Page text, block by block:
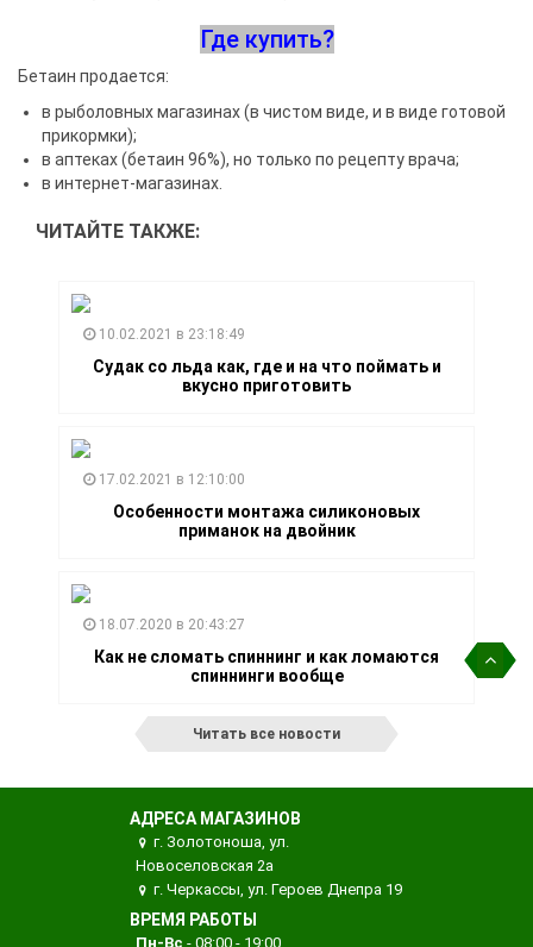
Где купить?
Бетаин продается:
в рыболовных магазинах (в чистом виде, и в виде готовой
прикормки);
в аптеках (бетаин 96%), но только по рецепту врача;
в интернет-магазинах.
ЧИТАЙТЕ ТАКЖЕ:
10.02.2021 в 23:18:49
Судак со льда как, где и на что поймать и
вкусно приготовить
17.02.2021 в 12:10:00
Особенности монтажа силиконовых
приманок на двойник
18.07.2020 в 20:43:27
Как не сломать спиннинг и как ломаются
спиннинги вообще
Читать все новости
АДРЕСА МАГАЗИНОВ
г. Золотоноша, ул.
Новоселовская 2а
г. Черкассы, ул. Героев Днепра 19
ВРЕМЯ РАБОТЫ
Пн-Вс - 08:00 - 19:00